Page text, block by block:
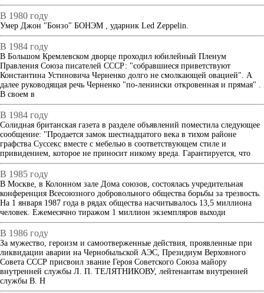
В 1980 году
Умер Джон "Бонзо" БОНЭМ , ударник Led Zeppelin.
В 1984 году
В Большом Кремлевском дворце проходил юбилейный Пленум
Правления Союза писателей СССР: "собравшиеся приветствуют
Константина Устиновича Черненко долго не смолкающей овацией". А
далее руководящая речь Черненко "по-ленински откровенная и прямая" .
В своем в
В 1984 году
Солидная британская газета в разделе объявлений поместила следующее
сообщение: "Продается замок шестнадцатого века в тихом районе
графства Суссекс вместе с мебелью в соответствующем стиле и
привидением, которое не приносит никому вреда. Гарантируется, что
В 1985 году
В Москве, в Колонном зале Дома союзов, состоялась учредительная
конференция Всесоюзного добровольного общества борьбы за трезвость.
На 1 января 1987 года в рядах общества насчитывалось 13,5 миллиона
человек. Ежемесячно тиражом 1 миллион экземпляров выходи
В 1986 году
За мужество, героизм и самоотверженные действия, проявленные при
ликвидации аварии на Чернобыльской АЭС, Президиум Верховного
Совета СССР присвоил звание Героя Советского Союза майору
внутренней службы Л. П. ТЕЛЯТНИКОВУ, лейтенантам внутренней
службы В. Н